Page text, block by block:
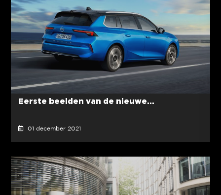
Eerste beelden van de nieuwe...
01 december 2021